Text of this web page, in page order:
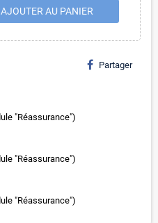
AJOUTER AU PANIER
Partager
"Réassurance")
"Réassurance")
"Réassurance")